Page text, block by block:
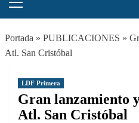
principal
Portada » PUBLICACIONES »
Atl. San Cristóbal
LDF Primera
Gran lanzamiento
Atl. San Cristóbal